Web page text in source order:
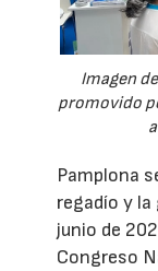
Imagen
promovido
Pamplona
regadío y
junio de
Congreso